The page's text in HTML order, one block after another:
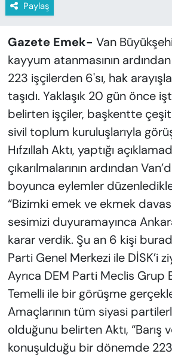
Paylaş
Gazete Emek- Van
kayyum atanmasının
223 işçilerden 6'sı, hak
taşıdı. Yaklaşık 20 gün önce
belirten işçiler, başkentte
sivil toplum kuruluşlarıyla
Hıfzıllah Aktı, yaptığı
çıkarılmalarının ardından
boyunca eylemler
“Bizimki emek ve ekmek
sesimizi duyuramayınca
karar verdik. Şu an 6 kişi
Parti Genel Merkezi ile DİSK’i
Ayrıca DEM Parti Meclis Grup
Temelli ile bir görüşme
Amaçlarının tüm siyasi
olduğunu belirten Aktı, “Barış
konuşulduğu bir dönemde
ÖZEL HABER
YAZAR KÖŞESİ
SİYASET
VAN VE DİYARBAKIR